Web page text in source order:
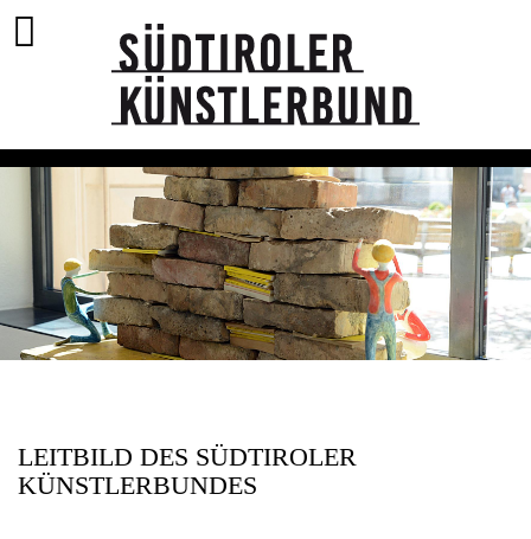
LEITBILD DES SÜDTIROLER
KÜNSTLERBUNDES